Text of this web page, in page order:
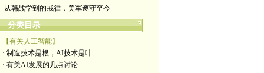
· 从韩战学到的戒律，美军遵守至今
分类目录
【有关人工智能】
· 制造技术是根，AI技术是叶
· 有关AI发展的几点讨论